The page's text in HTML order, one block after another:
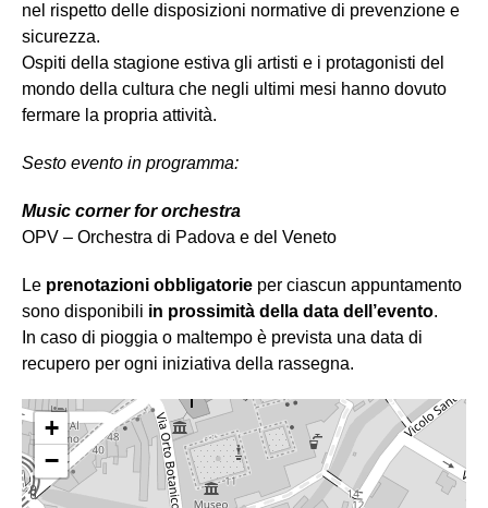
nel rispetto delle disposizioni normative di prevenzione e
sicurezza.
Ospiti della stagione estiva gli artisti e i protagonisti del
mondo della cultura che negli ultimi mesi hanno dovuto
fermare la propria attività.
Sesto evento in programma:
Music corner for orchestra
OPV – Orchestra di Padova e del Veneto
Le prenotazioni obbligatorie per ciascun appuntamento
sono disponibili in prossimità della data dell’evento.
In caso di pioggia o maltempo è prevista una data di
recupero per ogni iniziativa della rassegna.
+
−